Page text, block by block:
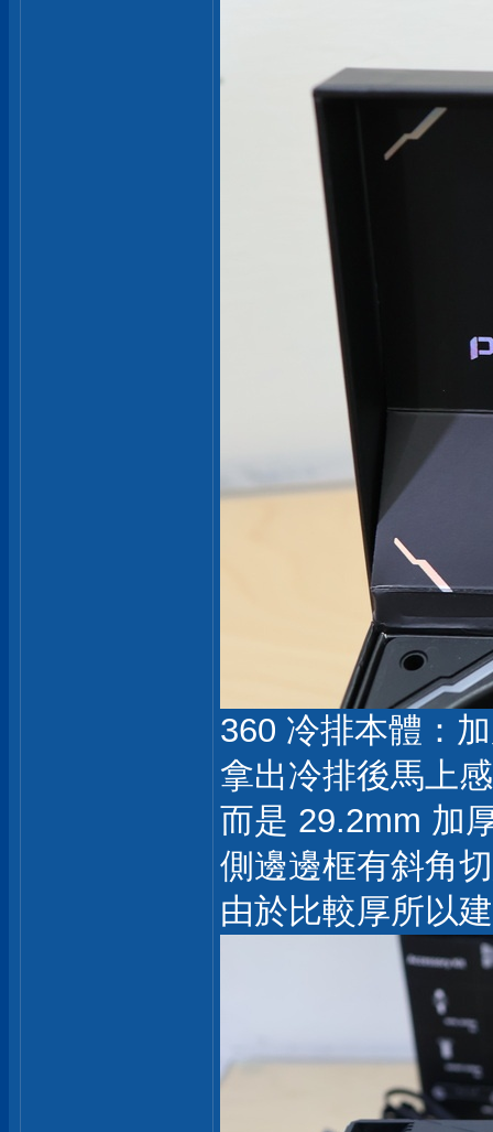
360 冷排本體：
拿出冷排後馬上
而是 29.2mm 加
側邊邊框有斜角
由於比較厚所以